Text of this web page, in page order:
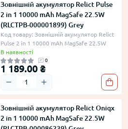
Зовнішній акумулятор Relict Pulse
2 in 1 10000 mAh MagSafe 22.5W
(RLCTPB-000001899) Grey
Код товару: Зовнішній акумулятор Relict
Pulse 2 in 1 10000 mAh MagSafe 22.5W
В наявності
0
1 189.00 ₴
Зовнішній акумулятор Relict Oniqx
2 in 1 10000 mAh MagSafe 22.5W